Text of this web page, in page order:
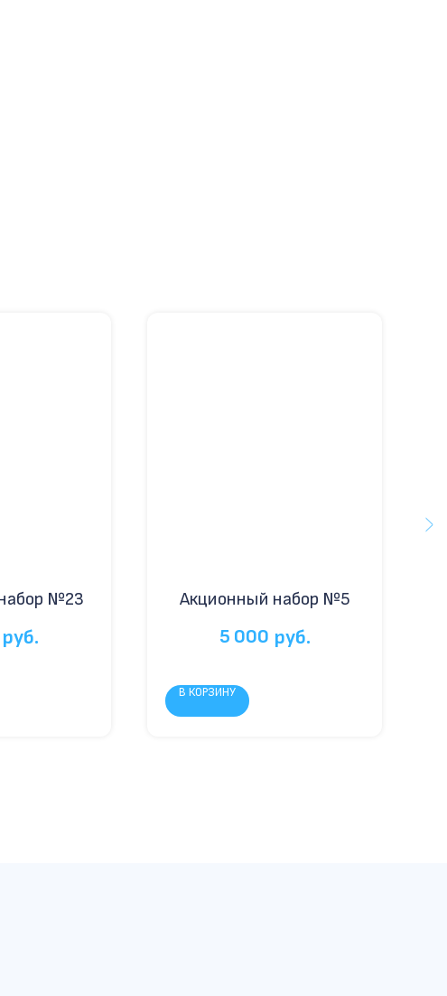
№23
руб.
Акционный набор №5
5 000 руб.
В КОРЗИНУ